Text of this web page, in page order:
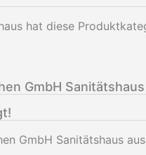
hat diese
GmbH Sanitätshaus
GmbH Sanitätshaus